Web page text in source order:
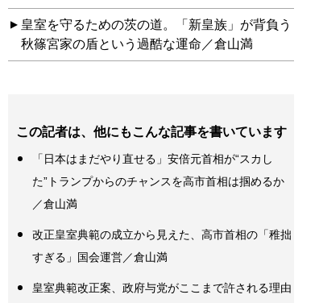
皇室を守るための茨の道。「新皇族」が背負う
秋篠宮家の盾という過酷な運命／倉山満
この記者は、他にもこんな記事を書いています
「日本はまだやり直せる」安倍元首相が“スカし
た”トランプからのチャンスを高市首相は掴めるか
／倉山満
改正皇室典範の成立から見えた、高市首相の「稚拙
すぎる」国会運営／倉山満
皇室典範改正案、政府与党がここまで許される理由